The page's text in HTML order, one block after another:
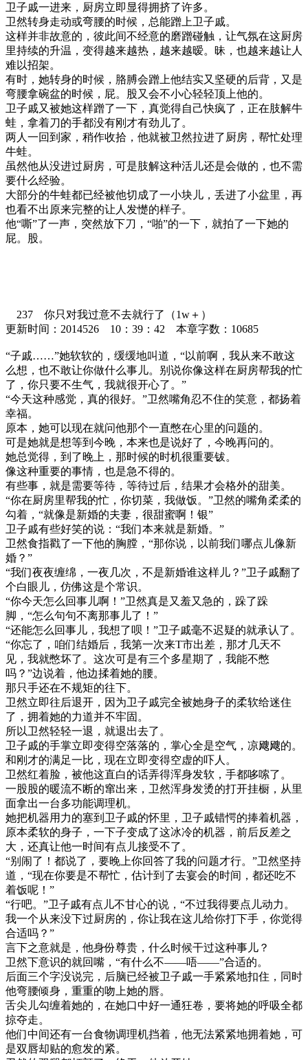
卫子戚一进来，厨房立即显得拥挤了许多。
卫然转身走动或弯腰的时候，总能蹭上卫子戚。
这样并非故意的，彼此间不经意的磨蹭碰触，让气氛在这厨房
里持续的升温，变得越来越热，越来越暧。昧，也越来越让人
难以招架。
有时，她转身的时候，胳膊会蹭上他结实又坚硬的后背，又是
弯腰拿碗盆的时候，屁。股又会不小心轻轻顶上他的。
卫子戚又被她这样蹭了一下，真觉得自己快疯了，正在肢解牛
蛙，拿着刀的手都没有刚才有劲儿了。
两人一回到家，稍作收拾，他就被卫然拉进了厨房，帮忙处理
牛蛙。
虽然他从没进过厨房，可是肢解这种活儿还是会做的，也不需
要什么经验。
大部分的牛蛙都已经被他切成了一小块儿，丢进了小盆里，再
也看不出原来完整的让人发憷的样子。
他“嘶”了一声，突然放下刀，“啪”的一下，就拍了一下她的
屁。股。
237 你只对我过意不去就行了（1w＋）
更新时间：2014526 10：39：42 本章字数：10685
“子戚……”她软软的，缓缓地叫道，“以前啊，我从来不敢这
么想，也不敢让你做什么事儿。别说你像这样在厨房帮我的忙
了，你只要不生气，我就很开心了。”
“今天这种感觉，真的很好。”卫然嘴角忍不住的笑意，都扬着
幸福。
原本，她可以现在就问他那个一直憋在心里的问题的。
可是她就是想等到今晚，本来也是说好了，今晚再问的。
她总觉得，到了晚上，那时候的时机很重要钹。
像这种重要的事情，也是急不得的。
有些事，就是需要等待，等待过后，结果才会格外的甜美。
“你在厨房里帮我的忙，你切菜，我做饭。”卫然的嘴角柔柔的
勾着，“就像是新婚的夫妻，很甜蜜啊！银”
卫子戚有些好笑的说：“我们本来就是新婚。”
卫然食指戳了一下他的胸膛，“那你说，以前我们哪点儿像新
婚？”
“我们夜夜缠绵，一夜几次，不是新婚谁这样儿？”卫子戚翻了
个白眼儿，仿佛这是个常识。
“你今天怎么回事儿啊！”卫然真是又羞又急的，跺了跺
脚，“怎么句句不离那事儿了！”
“还能怎么回事儿，我想了呗！”卫子戚毫不迟疑的就承认了。
“你忘了，咱们结婚后，我第一次来T市出差，那才几天不
见，我就憋坏了。这次可是有三个多星期了，我能不憋
吗？”边说着，他边揉着她的腰。
那只手还在不规矩的往下。
卫然立即往后退开，因为卫子戚完全被她身子的柔软给迷住
了，拥着她的力道并不牢固。
所以卫然轻轻一退，就退出去了。
卫子戚的手掌立即变得空落落的，掌心全是空气，凉飕飕的。
和刚才的满足一比，现在立即变得空虚的吓人。
卫然红着脸，被他这直白的话弄得浑身发软，手都哆嗦了。
一股股的暖流不断的窜出来，卫然浑身发烫的打开挂橱，从里
面拿出一台多功能调理机。
她把机器用力的塞到卫子戚的怀里，卫子戚错愕的捧着机器，
原本柔软的身子，一下子变成了这冰冷的机器，前后反差之
大，还真让他一时间有点儿接受不了。
“别闹了！都说了，要晚上你回答了我的问题才行。”卫然坚持
道，“现在你要是不帮忙，估计到了去宴会的时间，都还吃不
着饭呢！”
“行吧。”卫子戚有点儿不甘心的说，“不过我得要点儿动力。
我一个从来没下过厨房的，你让我在这儿给你打下手，你觉得
合适吗？”
言下之意就是，他身份尊贵，什么时候干过这种事儿？
卫然下意识的就回嘴，“有什么不——唔——”合适的。
后面三个字没说完，后脑已经被卫子戚一手紧紧地扣住，同时
他弯腰倾身，重重的吻上她的唇。
舌尖儿勾缠着她的，在她口中好一通狂卷，要将她的呼吸全都
掠夺走。
他们中间还有一台食物调理机挡着，他无法紧紧地拥着她，可
是双唇却贴的愈发的紧。